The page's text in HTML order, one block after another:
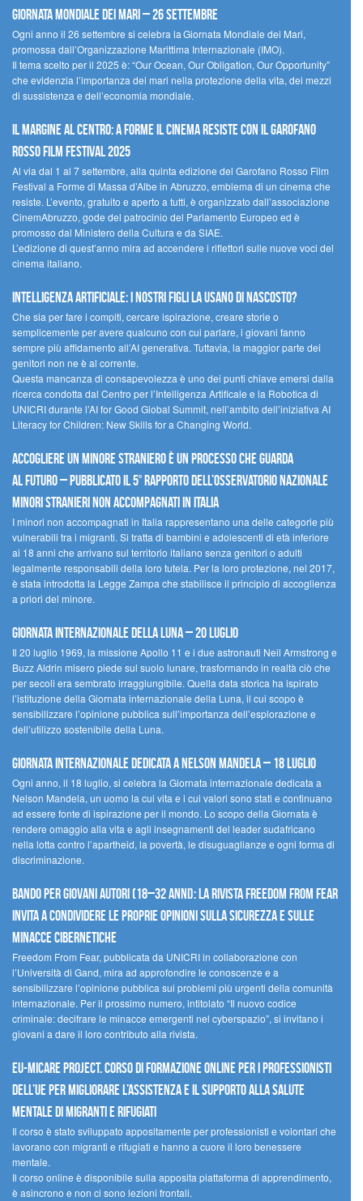
Giornata Mondiale dei Mari – 26 settembre
Ogni anno il 26 settembre si celebra la Giornata Mondiale dei Mari,
promossa dall’Organizzazione Marittima Internazionale (IMO).
Il tema scelto per il 2025 è: “Our Ocean, Our Obligation, Our Opportunity”
che evidenzia l’importanza dei mari nella protezione della vita, dei mezzi
di sussistenza e dell’economia mondiale.
Il margine al centro: a Forme il cinema resiste con il Garofano
Rosso Film Festival 2025
Al via dal 1 al 7 settembre, alla quinta edizione del Garofano Rosso Film
Festival a Forme di Massa d’Albe in Abruzzo, emblema di un cinema che
resiste. L’evento, gratuito e aperto a tutti, è organizzato dall’associazione
CinemAbruzzo, gode del patrocinio del Parlamento Europeo ed è
promosso dal Ministero della Cultura e da SIAE.
L’edizione di quest’anno mira ad accendere i riflettori sulle nuove voci del
cinema italiano.
Intelligenza artificiale: i nostri figli la usano di nascosto?
Che sia per fare i compiti, cercare ispirazione, creare storie o
semplicemente per avere qualcuno con cui parlare, i giovani fanno
sempre più affidamento all’AI generativa. Tuttavia, la maggior parte dei
genitori non ne è al corrente.
Questa mancanza di consapevolezza è uno dei punti chiave emersi dalla
ricerca condotta dal Centro per l’Intelligenza Artificale e la Robotica di
UNICRI durante l’AI for Good Global Summit, nell’ambito dell’iniziativa AI
Literacy for Children: New Skills for a Changing World.
Accogliere un minore straniero è un processo che guarda
al futuro – Pubblicato il 5° rapporto dell’Osservatorio Nazionale
Minori Stranieri Non Accompagnati in Italia
I minori non accompagnati in Italia rappresentano una delle categorie più
vulnerabili tra i migranti. Si tratta di bambini e adolescenti di età inferiore
ai 18 anni che arrivano sul territorio italiano senza genitori o adulti
legalmente responsabili della loro tutela. Per la loro protezione, nel 2017,
è stata introdotta la Legge Zampa che stabilisce il principio di accoglienza
a priori del minore.
Giornata Internazionale della Luna – 20 luglio
Il 20 luglio 1969, la missione Apollo 11 e i due astronauti Neil Armstrong e
Buzz Aldrin misero piede sul suolo lunare, trasformando in realtà ciò che
per secoli era sembrato irraggiungibile. Quella data storica ha ispirato
l’istituzione della Giornata internazionale della Luna, il cui scopo è
sensibilizzare l’opinione pubblica sull’importanza dell’esplorazione e
dell’utilizzo sostenibile della Luna.
Giornata internazionale dedicata a Nelson Mandela – 18 luglio
Ogni anno, il 18 luglio, si celebra la Giornata internazionale dedicata a
Nelson Mandela, un uomo la cui vita e i cui valori sono stati e continuano
ad essere fonte di ispirazione per il mondo. Lo scopo della Giornata è
rendere omaggio alla vita e agli insegnamenti del leader sudafricano
nella lotta contro l’apartheid, la povertà, le disuguaglianze e ogni forma di
discriminazione.
Bando per giovani autori (18–32 anni): la Rivista Freedom From Fear
invita a condividere le proprie opinioni sulla sicurezza e sulle
minacce cibernetiche
Freedom From Fear, pubblicata da UNICRI in collaborazione con
l’Università di Gand, mira ad approfondire le conoscenze e a
sensibilizzare l’opinione pubblica sui problemi più urgenti della comunità
internazionale. Per il prossimo numero, intitolato “Il nuovo codice
criminale: decifrare le minacce emergenti nel cyberspazio”, si invitano i
giovani a dare il loro contributo alla rivista.
EU-MiCare Project. Corso di formazione online per i professionisti
dell’UE per migliorare l’assistenza e il supporto alla salute
mentale di migranti e rifugiati
Il corso è stato sviluppato appositamente per professionisti e volontari che
lavorano con migranti e rifugiati e hanno a cuore il loro benessere
mentale.
Il corso online è disponibile sulla apposita piattaforma di apprendimento,
è asincrono e non ci sono lezioni frontali.